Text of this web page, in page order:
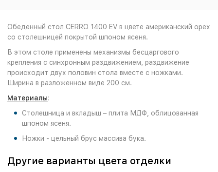
Обеденный стол CERRO 1400 EV в цвете американский орех
со столешницей покрытой шпоном ясеня.
В этом столе применены механизмы бесцаргового
крепления с синхронным раздвижением, раздвижение
происходит двух половин стола вместе с ножками.
Ширина в разложенном виде 200 см.
Материалы:
Столешница и вкладыш – плита МДФ, облицованная
шпоном ясеня.
Ножки - цельный брус массива бука.
Другие варианты цвета отделки